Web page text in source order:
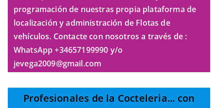
programación de nuestras propia plataforma de
localización y administración de Flotas de
vehículos. Contacte con nosotros a través de :
WhatsApp +34657199990 y/o
jevega2009@gmail.com
Profesionales de la Cocteleria... con